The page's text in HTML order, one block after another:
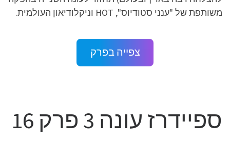
משותפת של "ענני סטודיוס", HOT וניקלודיאון העולמית.
צפייה בפרק
ספיידרז עונה 3 פרק 16